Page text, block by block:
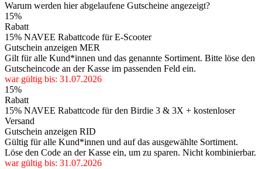
Warum werden hier abgelaufene Gutscheine angezeigt?
15%
Rabatt
15% NAVEE Rabattcode für E-Scooter
Gutschein anzeigen MER
Gilt für alle Kund*innen und das genannte Sortiment. Bitte löse den
Gutscheincode an der Kasse im passenden Feld ein.
war gültig bis: 31.07.2026
15%
Rabatt
15% NAVEE Rabattcode für den Birdie 3 & 3X + kostenloser
Versand
Gutschein anzeigen RID
Gültig für alle Kund*innen und auf das ausgewählte Sortiment.
Löse den Code an der Kasse ein, um zu sparen. Nicht kombinierbar.
war gültig bis: 31.07.2026